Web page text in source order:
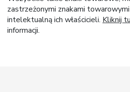
zastrzeżonymi znakami
intelektualną ich właścicieli. Kliknij
informacji.